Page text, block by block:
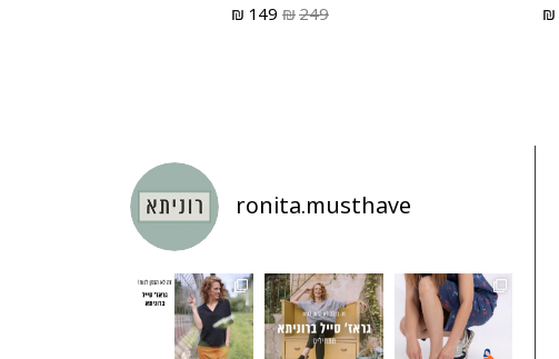
₪
₪249
₪ 149
ronita.musthave